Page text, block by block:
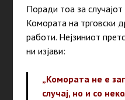
Поради тоа за
Комората на трговски
работи. Нејзиниот
ни изјави:
„Комората не е
случај, но и со